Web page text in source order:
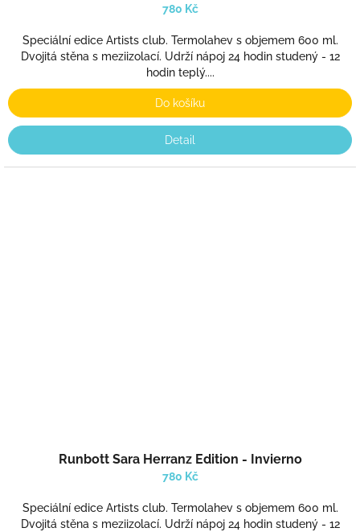
780 Kč
Speciální edice Artists club. Termolahev s objemem 600 ml.
Dvojitá stěna s meziizolací. Udrží nápoj 24 hodin studený - 12
hodin teplý....
Do košíku
Detail
Runbott Sara Herranz Edition - Invierno
780 Kč
Speciální edice Artists club. Termolahev s objemem 600 ml.
Dvojitá stěna s meziizolací. Udrží nápoj 24 hodin studený - 12